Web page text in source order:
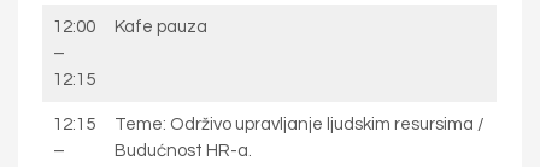
12:00
–
12:15
Kafe pauza
12:15
–
Teme: Održivo upravljanje ljudskim resursima /
Budućnost HR-a.